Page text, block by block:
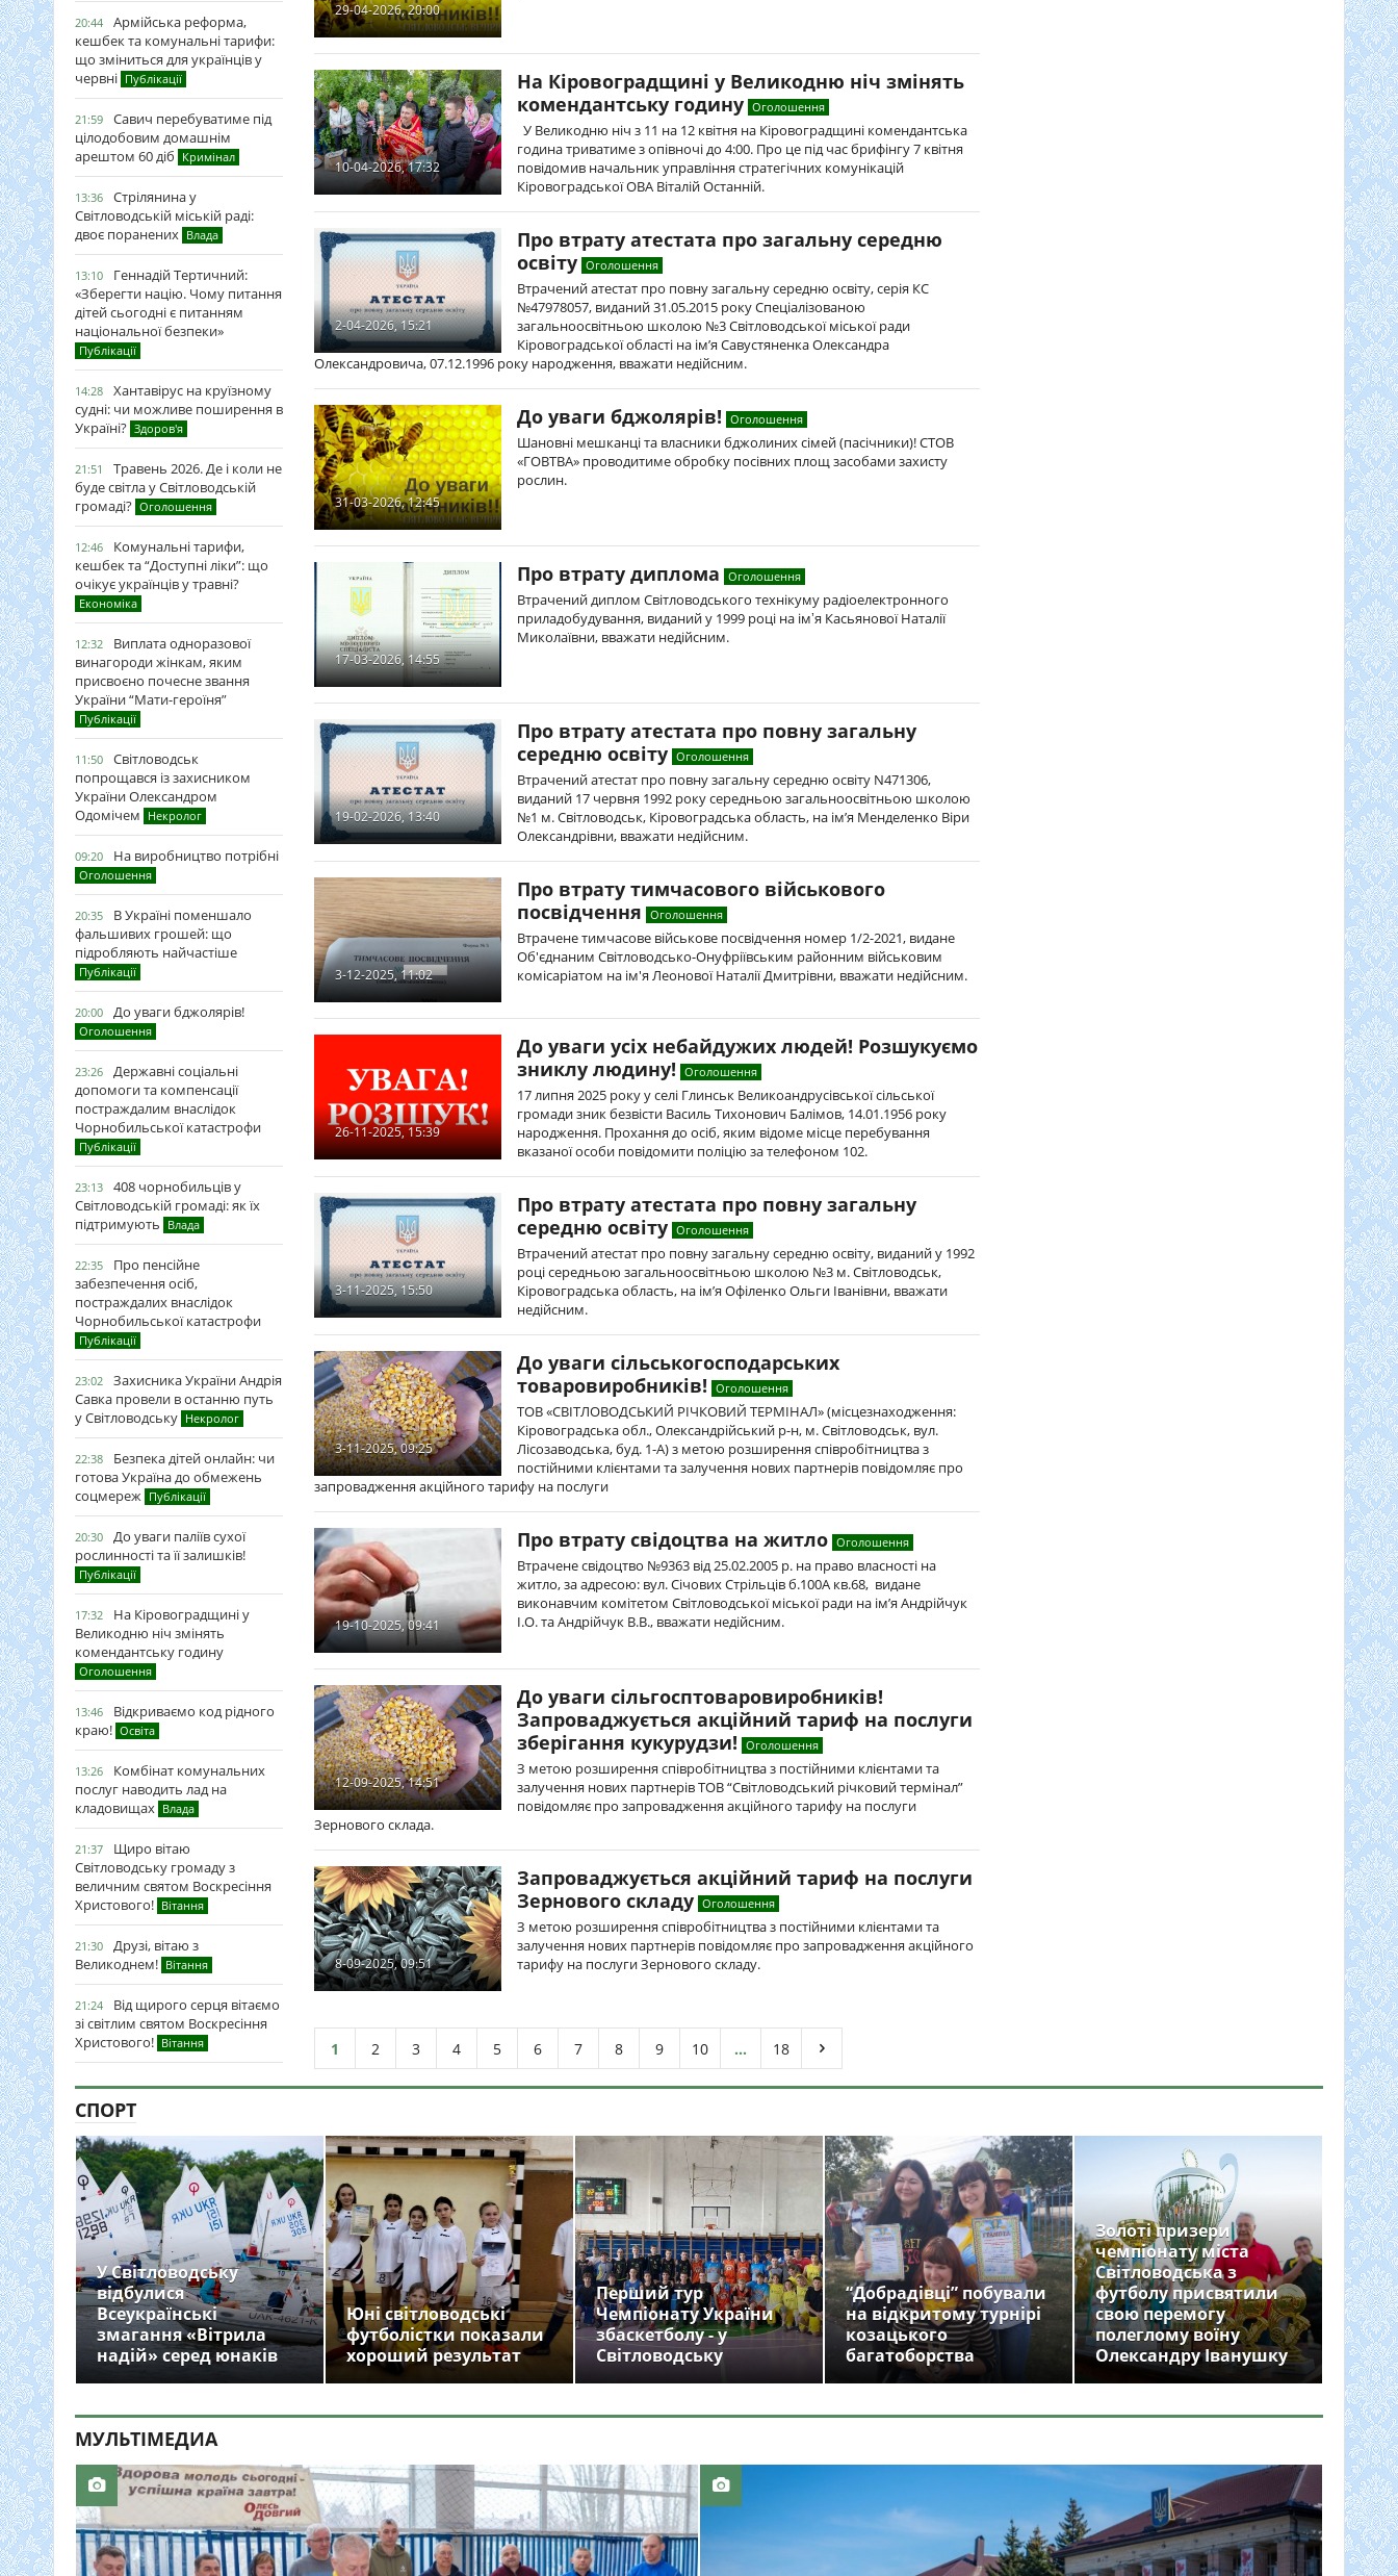
20:44
Армійська реформа,
кешбек та комунальні тарифи:
що зміниться для українців у
червні Публікації
21:59
Савич перебуватиме під
цілодобовим домашнім
арештом 60 діб Кримінал
13:36
Стрілянина у
Світловодській міській раді:
двоє поранених Влада
13:10
Геннадій Тертичний:
«Зберегти націю. Чому питання
дітей сьогодні є питанням
національної безпеки»
Публікації
14:28
Хантавірус на круїзному
судні: чи можливе поширення в
Україні? Здоров'я
21:51
Травень 2026. Де і коли не
буде світла у Світловодській
громаді? Оголошення
12:46
Комунальні тарифи,
кешбек та “Доступні ліки”: що
очікує українців у травні?
Економіка
12:32
Виплата одноразової
винагороди жінкам, яким
присвоєно почесне звання
України “Мати-героїня”
Публікації
11:50
Світловодськ
попрощався із захисником
України Олександром
Одомічем Некролог
09:20 На виробництво потрібні
Оголошення
20:35
В Україні поменшало
фальшивих грошей: що
підробляють найчастіше
Публікації
20:00 До уваги бджолярів!
Оголошення
23:26
Державні соціальні
допомоги та компенсації
постраждалим внаслідок
Чорнобильської катастрофи
Публікації
23:13
408 чорнобильців у
Світловодській громаді: як їх
підтримують Влада
22:35
Про пенсійне
забезпечення осіб,
постраждалих внаслідок
Чорнобильської катастрофи
Публікації
23:02
Захисника України Андрія
Савка провели в останню путь
у Світловодську Некролог
22:38
Безпека дітей онлайн: чи
готова Україна до обмежень
соцмереж Публікації
20:30
До уваги паліїв сухої
рослинності та її залишків!
Публікації
17:32
На Кіровоградщині у
Великодню ніч змінять
комендантську годину
Оголошення
13:46
Відкриваємо код рідного
краю! Освіта
13:26
Комбінат комунальних
послуг наводить лад на
кладовищах Влада
21:37
Щиро вітаю
Світловодську громаду з
величним святом Воскресіння
Христового! Вітання
21:30
Друзі, вітаю з
Великоднем! Вітання
21:24
Від щирого серця вітаємо
зі світлим святом Воскресіння
Христового! Вітання
29-04-2026, 20:00
10-04-2026, 17:32
На Кіровоградщині у Великодню ніч змінять
комендантську годину Оголошення
У Великодню ніч з 11 на 12 квітня на Кіровоградщині комендантська
година триватиме з опівночі до 4:00. Про це під час брифінгу 7 квітня
повідомив начальник управління стратегічних комунікацій
Кіровоградської ОВА Віталій Останній.
2-04-2026, 15:21
Про втрату атестата про загальну середню
освіту Оголошення
Втрачений атестат про повну загальну середню освіту, серія КС
№47978057, виданий 31.05.2015 року Спеціалізованою
загальноосвітньою школою №3 Світловодської міської ради
Кіровоградської області на ім’я Савустяненка Олександра
Олександровича, 07.12.1996 року народження, вважати недійсним.
31-03-2026, 12:45
До уваги бджолярів! Оголошення
Шановні мешканці та власники бджолиних сімей (пасічники)! СТОВ
«ГОВТВА» проводитиме обробку посівних площ засобами захисту
рослин.
17-03-2026, 14:55
Про втрату диплома Оголошення
Втрачений диплом Світловодського технікуму радіоелектронного
приладобудування, виданий у 1999 році на імʼя Касьянової Наталії
Миколаївни, вважати недійсним.
19-02-2026, 13:40
Про втрату атестата про повну загальну
середню освіту Оголошення
Втрачений атестат про повну загальну середню освіту N471306,
виданий 17 червня 1992 року середньою загальноосвітньою школою
№1 м. Світловодськ, Кіровоградська область, на ім’я Менделенко Віри
Олександрівни, вважати недійсним.
3-12-2025, 11:02
Про втрату тимчасового військового
посвідчення Оголошення
Втрачене тимчасове військове посвідчення номер 1/2-2021, видане
Об'єднаним Світловодсько-Онуфріївським районним військовим
комісаріатом на ім'я Леонової Наталії Дмитрівни, вважати недійсним.
26-11-2025, 15:39
До уваги усіх небайдужих людей! Розшукуємо
зниклу людину! Оголошення
17 липня 2025 року у селі Глинськ Великоандрусівської сільської
громади зник безвісти Василь Тихонович Балімов, 14.01.1956 року
народження. Прохання до осіб, яким відоме місце перебування
вказаної особи повідомити поліцію за телефоном 102.
3-11-2025, 15:50
Про втрату атестата про повну загальну
середню освіту Оголошення
Втрачений атестат про повну загальну середню освіту, виданий у 1992
році середньою загальноосвітньою школою №3 м. Світловодськ,
Кіровоградська область, на ім’я Офіленко Ольги Іванівни, вважати
недійсним.
3-11-2025, 09:25
До уваги сільськогосподарських
товаровиробників! Оголошення
ТОВ «СВІТЛОВОДСЬКИЙ РІЧКОВИЙ ТЕРМІНАЛ» (місцезнаходження:
Кіровоградська обл., Олександрійський р-н, м. Світловодськ, вул.
Лісозаводська, буд. 1-А) з метою розширення співробітництва з
постійними клієнтами та залучення нових партнерів повідомляє про
запровадження акційного тарифу на послуги
19-10-2025, 09:41
Про втрату свідоцтва на житло Оголошення
Втрачене свідоцтво №9363 від 25.02.2005 р. на право власності на
житло, за адресою: вул. Січових Стрільців б.100А кв.68, видане
виконавчим комітетом Світловодської міської ради на ім’я Андрійчук
І.О. та Андрійчук В.В., вважати недійсним.
12-09-2025, 14:51
До уваги сільгосптоваровиробників!
Запроваджується акційний тариф на послуги
зберігання кукурудзи! Оголошення
З метою розширення співробітництва з постійними клієнтами та
залучення нових партнерів ТОВ “Світловодський річковий термінал”
повідомляє про запровадження акційного тарифу на послуги
Зернового склада.
8-09-2025, 09:51
Запроваджується акційний тариф на послуги
Зернового складу Оголошення
З метою розширення співробітництва з постійними клієнтами та
залучення нових партнерів повідомляє про запровадження акційного
тарифу на послуги Зернового складу.
1 2 3 4 5 6 7 8 9 10 ... 18
СПОРТ
У Світловодську
відбулися
Всеукраїнські
змагання «Вітрила
надій» серед юнаків
Юні світловодські
футболістки показали
хороший результат
Перший тур
Чемпіонату України
збаскетболу - у
Світловодську
“Добрадівці” побували
на відкритому турнірі
козацького
багатоборства
Золоті призери
чемпіонату міста
Світловодська з
футболу присвятили
свою перемогу
полеглому воїну
Олександру Іванушку
МУЛЬТIМЕДИА